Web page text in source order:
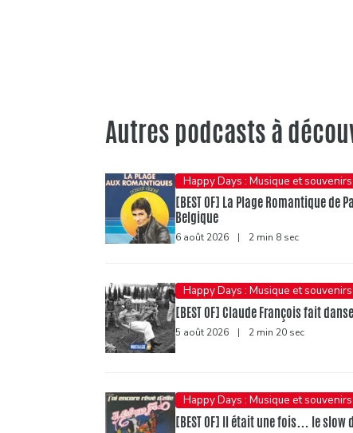
Autres podcasts à
Happy Days : Musique et
[BEST OF] La Plage Romantique de
Belgique
6 août 2026 | 2 min 8 sec
Happy Days : Musique et
[BEST OF] Claude François fait
5 août 2026 | 2 min 20 sec
Happy Days : Musique et
[BEST OF] Il était une fois… le slow